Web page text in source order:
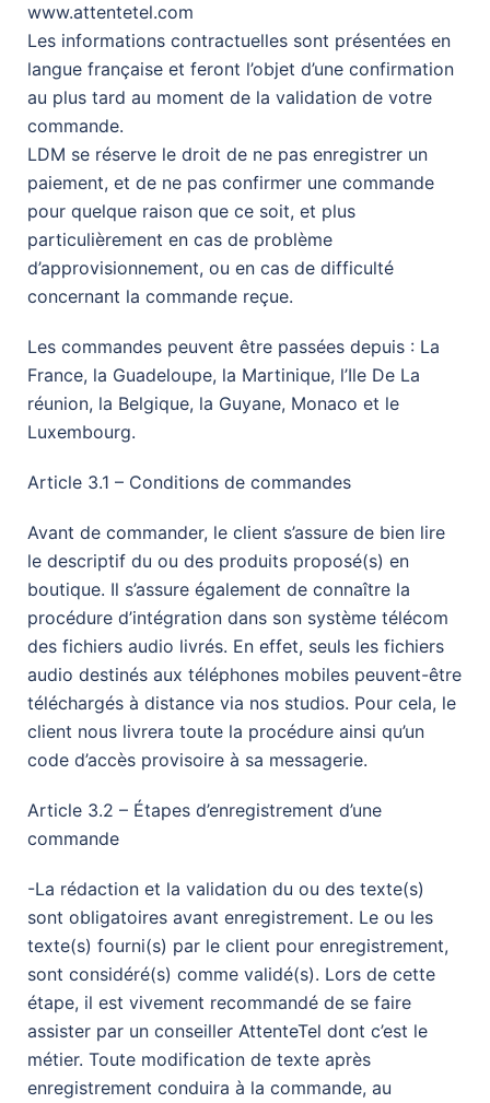
www.attentetel.com
Les informations contractuelles sont présentées en
langue française et feront l’objet d’une confirmation
au plus tard au moment de la validation de votre
commande.
LDM se réserve le droit de ne pas enregistrer un
paiement, et de ne pas confirmer une commande
pour quelque raison que ce soit, et plus
particulièrement en cas de problème
d’approvisionnement, ou en cas de difficulté
concernant la commande reçue.
Les commandes peuvent être passées depuis : La
France, la Guadeloupe, la Martinique, l’Ile De La
réunion, la Belgique, la Guyane, Monaco et le
Luxembourg.
Article 3.1 – Conditions de commandes
Avant de commander, le client s’assure de bien lire
le descriptif du ou des produits proposé(s) en
boutique. Il s’assure également de connaître la
procédure d’intégration dans son système télécom
des fichiers audio livrés. En effet, seuls les fichiers
audio destinés aux téléphones mobiles peuvent-être
téléchargés à distance via nos studios. Pour cela, le
client nous livrera toute la procédure ainsi qu’un
code d’accès provisoire à sa messagerie.
Article 3.2 – Étapes d’enregistrement d’une
commande
-La rédaction et la validation du ou des texte(s)
sont obligatoires avant enregistrement. Le ou les
texte(s) fourni(s) par le client pour enregistrement,
sont considéré(s) comme validé(s). Lors de cette
étape, il est vivement recommandé de se faire
assister par un conseiller AttenteTel dont c’est le
métier. Toute modification de texte après
enregistrement conduira à la commande, au